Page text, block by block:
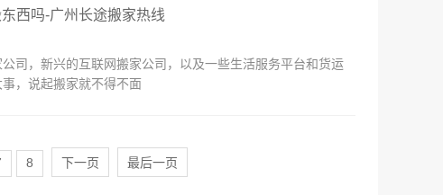
西吗-广州长途搬家热线
司，新兴的互联网搬家公司，以及一些生活服务平台和货运
，说起搬家就不得不面
8 下一页 最后一页